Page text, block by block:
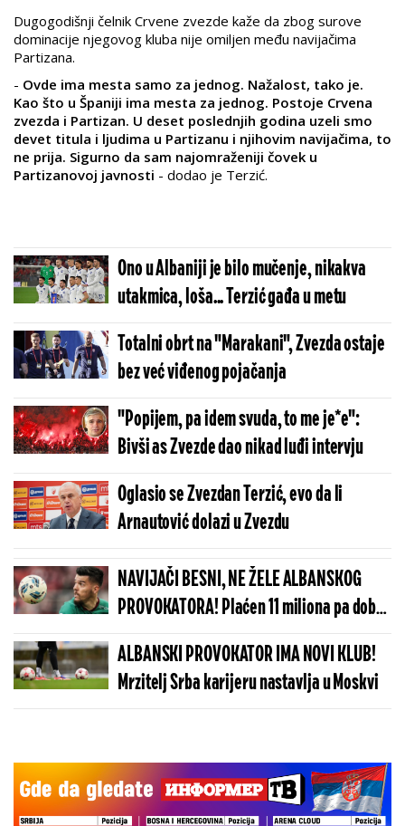
Dugogodišnji čelnik Crvene zvezde kaže da zbog surove
dominacije njegovog kluba nije omiljen među navijačima
Partizana.
- Ovde ima mesta samo za jednog. Nažalost, tako je.
Kao što u Španiji ima mesta za jednog. Postoje Crvena
zvezda i Partizan. U deset poslednjih godina uzeli smo
devet titula i ljudima u Partizanu i njihovim navijačima, to
ne prija. Sigurno da sam najomraženiji čovek u
Partizanovoj javnosti - dodao je Terzić.
Ono u Albaniji je bilo mučenje, nikakva
utakmica, loša... Terzić gađa u metu
Totalni obrt na "Marakani", Zvezda ostaje
bez već viđenog pojačanja
"Popijem, pa idem svuda, to me je*e":
Bivši as Zvezde dao nikad luđi intervju
Oglasio se Zvezdan Terzić, evo da li
Arnautović dolazi u Zvezdu
NAVIJAČI BESNI, NE ŽELE ALBANSKOG
PROVOKATORA! Plaćen 11 miliona pa dobio
brutalnu poruku
ALBANSKI PROVOKATOR IMA NOVI KLUB!
Mrzitelj Srba karijeru nastavlja u Moskvi